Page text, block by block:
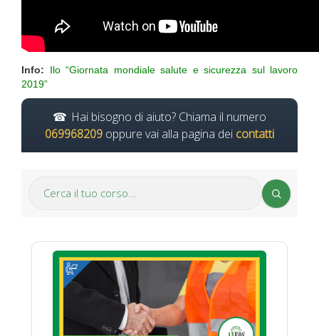
Info:
Ilo “Giornata mondiale salute e sicurezza sul lavoro
2019”
Hai bisogno di aiuto? Chiama il numero
069968209 oppure vai alla pagina dei contatti